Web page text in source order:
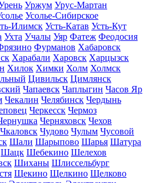
Уржум Урус-Мартан
Усолье-Сибирское
Илимск Усть-Катав Усть-Кут
Ухта Учалы Уяр Фатеж Феодосия
Фурманов Хабаровск
Харабали Харовск Харцызск
Хилок Химки Холм Холмск
Цивильск Цимлянск
Чапаевск Чаплыгин Часов Яр
Чекалин Челябинск Чердынь
Черкесск Чермоз
Черняховск Чехов
Чкаловск Чудово Чулым Чусовой
Шали Шарыпово Шарья Шатура
Шацк Шебекино Шелехов
Шиханы Шлиссельбург
Щекино Щелкино Щелково